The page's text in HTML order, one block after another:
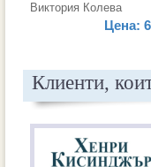
Виктория Колева
Цена:
Клиенти,